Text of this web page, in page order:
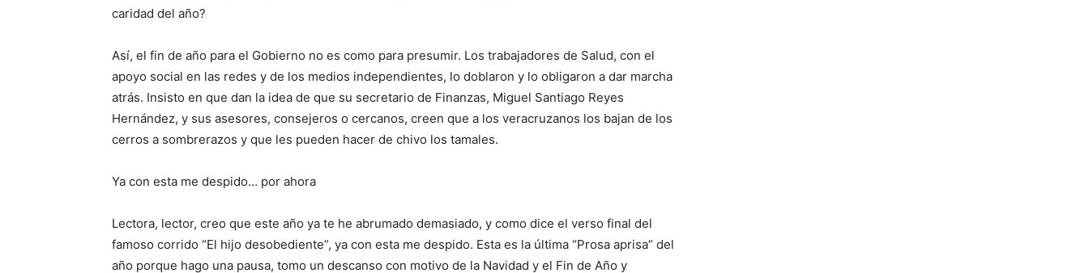
caridad del año?
Así, el fin de año para el Gobierno no es como para presumir. Los trabajadores de Salud, con el
apoyo social en las redes y de los medios independientes, lo doblaron y lo obligaron a dar marcha
atrás. Insisto en que dan la idea de que su secretario de Finanzas, Miguel Santiago Reyes
Hernández, y sus asesores, consejeros o cercanos, creen que a los veracruzanos los bajan de los
cerros a sombrerazos y que les pueden hacer de chivo los tamales.
Ya con esta me despido… por ahora
Lectora, lector, creo que este año ya te he abrumado demasiado, y como dice el verso final del
famoso corrido “El hijo desobediente”, ya con esta me despido. Esta es la última “Prosa aprisa” del
año porque hago una pausa, tomo un descanso con motivo de la Navidad y el Fin de Año y